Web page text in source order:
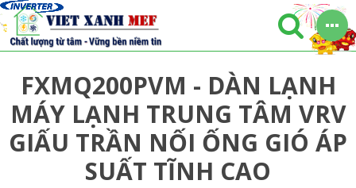
FXMQ200PVM - DÀN LẠNH
MÁY LẠNH TRUNG TÂM VRV
GIẤU TRẦN NỐI ỐNG GIÓ ÁP
SUẤT TĨNH CAO